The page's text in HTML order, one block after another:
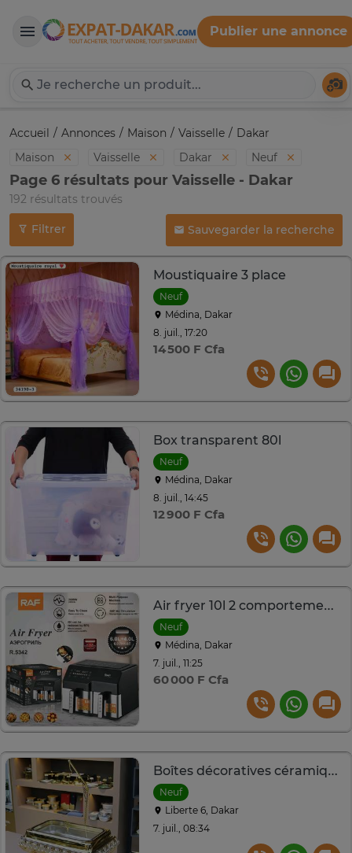
Expat-Dakar
Publier une annonce
Accueil Annonces Maison Vaisselle
Dakar
Maison
Vaisselle Dakar Neuf
Page 6 résultats pour Vaisselle - Dakar
192 résultats trouvés
Filtrer Sauvegarder la recherche
Moustiquaire 3 place
Neuf
Médina, Dakar
8. juil., 17:20
14 500 F Cfa
Box transparent 80l
Neuf
Médina, Dakar
8. juil., 14:45
12 900 F Cfa
Air fryer 10l 2 comportement 4 +6L
Neuf
Médina, Dakar
7. juil., 11:25
60 000 F Cfa
Boîtes décoratives céramique blanc doré 3 tailles
Neuf
Liberte 6, Dakar
7. juil., 08:34